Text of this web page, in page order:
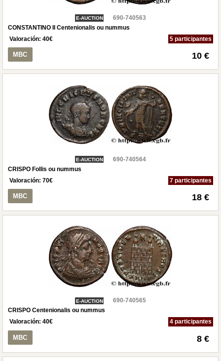
E-AUCTION
690-740563
CONSTANTINO II Centenionalis ou nummus
Valoración: 40€ 5 participantes
MBC 10 €
E-AUCTION
690-740564
CRISPO Follis ou nummus
Valoración: 70€ 7 participantes
MBC 18 €
E-AUCTION
690-740565
CRISPO Centenionalis ou nummus
Valoración: 40€ 4 participantes
MBC 8 €